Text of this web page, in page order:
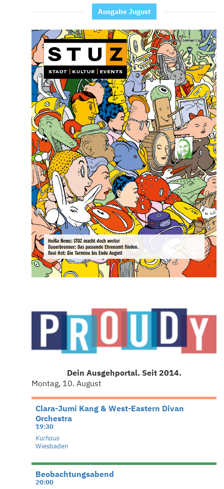
Ausgabe Jugust
Dein Ausgehportal. Seit 2014.
Montag, 10. August
Clara-Jumi Kang & West-Eastern Divan
Orchestra
19:30
Kurhaus
Wiesbaden
Beobachtungsabend
20:00